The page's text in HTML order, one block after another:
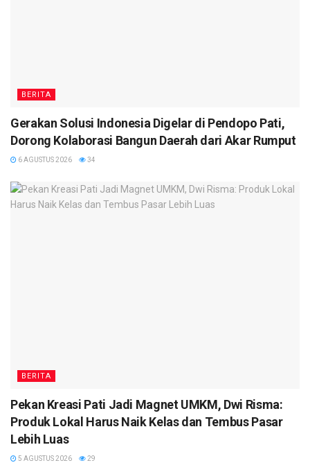
BERITA
Gerakan Solusi Indonesia Digelar di Pendopo Pati,
Dorong Kolaborasi Bangun Daerah dari Akar Rumput
6 AGUSTUS 2026 34
BERITA
Pekan Kreasi Pati Jadi Magnet UMKM, Dwi Risma:
Produk Lokal Harus Naik Kelas dan Tembus Pasar
Lebih Luas
5 AGUSTUS 2026 29